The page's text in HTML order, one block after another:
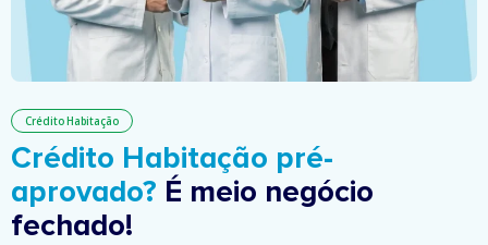
Crédito Habitação
Crédito Habitação pré-
aprovado? É meio negócio
fechado!